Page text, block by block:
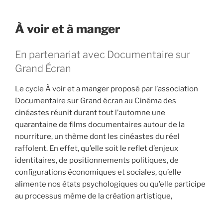
À voir et à manger
En partenariat avec Documentaire sur
Grand Écran
Le cycle À voir et a manger proposé par l’association
Documentaire sur Grand écran au Cinéma des
cinéastes réunit durant tout l’automne une
quarantaine de films documentaires autour de la
nourriture, un thème dont les cinéastes du réel
raffolent. En effet, qu’elle soit le reflet d’enjeux
identitaires, de positionnements politiques, de
configurations économiques et sociales, qu’elle
alimente nos états psychologiques ou qu’elle participe
au processus même de la création artistique,